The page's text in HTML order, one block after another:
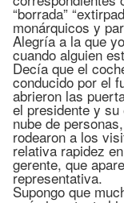
“borrada”
monárquicos y
Alegría a la que
cuando alguien
Decía que el
conducido por el
abrieron las
el presidente y su
nube de
rodearon a los
relativa rapidez
gerente, que
representativa.
Supongo que